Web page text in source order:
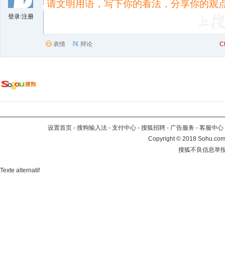
登录/注册
表情 辩论
设置首页 - 搜狗输入法 - 支付中心 - 搜狐招聘 - 广告服务 - 客服中心
Copyright©2018
搜狐不良信息举
Texte alternatif